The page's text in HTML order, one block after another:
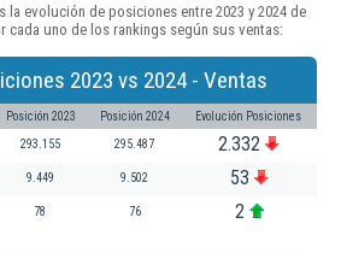
la evolución de posiciones entre 2023 y 2024 de
cada uno de los rankings según sus ventas:
2023 vs 2024 - Ventas
Posición 2023 Posición 2024 Evolución Posiciones
293.155 295.487 2.332
9.449 9.502 53
78 76 2